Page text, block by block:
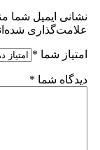
نشانی ایمیل شما
علامت‌گذاری
امتیاز شما *
دیدگاه شما *